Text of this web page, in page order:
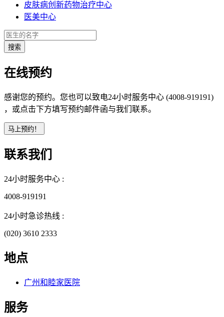
皮肤病创新药物治疗中心
医美中心
在线预约
感谢您的预约。您也可以致电24小时服务中心 (4008-919191)
，或点击下方填写预约邮件函与我们联系。
联系我们
24小时服务中心 :
4008-919191
24小时急诊热线 :
(020) 3610 2333
地点
广州和睦家医院
服务